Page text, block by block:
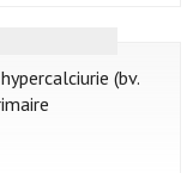
(bv.